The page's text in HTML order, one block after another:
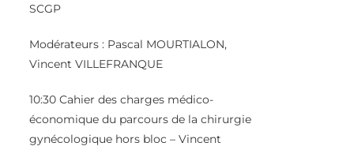
Modérateurs : Pascal MOURTIALON,
Vincent VILLEFRANQUE
10:30 Cahier des charges médico-
économique du parcours de la chirurgie
gynécologique hors bloc – Vincent
SCGP